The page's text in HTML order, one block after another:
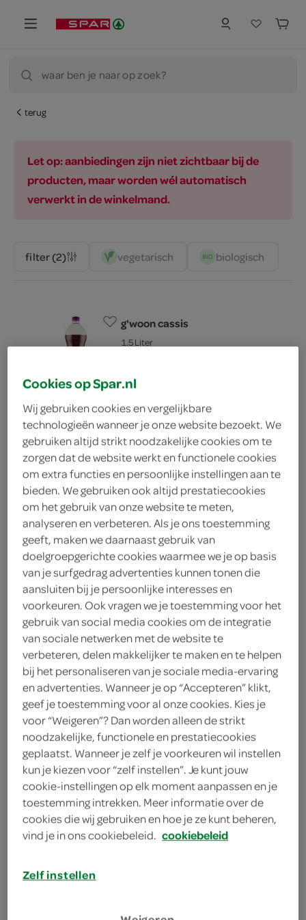
waar ben je naar op zoek?
terug
Let op: aanbiedingen zijn niet zichtbaar bij de
producten, maar worden wél automatisch
verwerkt in de winkelmand.
vegetarisch biologisch
filter (2)
g'woon cassis
1.5 Liter
1.
69
Hero cassis
2.99 kies je SPAR
g'woon cassis 6-pack blik 250
ml
1.5 Liter
2.65 kies je SPAR
Hero cassis
500 Milliliter
1.75 kies je SPAR
Hero cassis zero
99
Cookies op Spar.nl
Wij gebruiken cookies en vergelijkbare
technologieën wanneer je onze website bezoekt. We
gebruiken altijd strikt noodzakelijke cookies om te
zorgen dat de website werkt en functionele cookies
om extra functies en persoonlijke instellingen aan te
bieden. We gebruiken ook altijd prestatiecookies
om het gebruik van onze website te meten,
analyseren en verbeteren. Als je ons toestemming
geeft, maken we daarnaast gebruik van
doelgroepgerichte cookies waarmee we je op basis
van je surfgedrag advertenties kunnen tonen die
aansluiten bij je persoonlijke interesses en
voorkeuren. Ook vragen we je toestemming voor het
gebruik van social media cookies om de integratie
van sociale netwerken met de website te
verbeteren, delen makkelijker te maken en te helpen
bij het personaliseren van je sociale media-ervaring
en advertenties. Wanneer je op “Accepteren” klikt,
geef je toestemming voor al onze cookies. Kies je
voor “Weigeren”? Dan worden alleen de strikt
noodzakelijke, functionele en prestatiecookies
geplaatst. Wanneer je zelf je voorkeuren wil instellen
kun je kiezen voor “zelf instellen”. Je kunt jouw
cookie-instellingen op elk moment aanpassen en je
toestemming intrekken. Meer informatie over de
cookies die wij gebruiken en hoe je ze kunt beheren,
vind je in ons cookiebeleid. cookiebeleid
Zelf instellen